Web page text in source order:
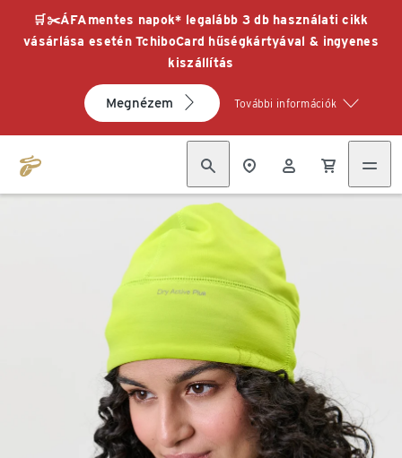
🛒✂️ÁFAmentes napok* legalább 3 db használati cikk
vásárlása esetén TchiboCard hűségkártyával & ingyenes
kiszállítás
Megnézem További információk